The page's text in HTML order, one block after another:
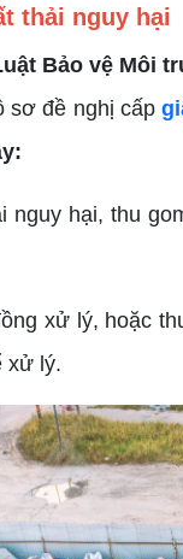
thải nguy hại
Bảo vệ Môi
sơ đề nghị cấp
nguy hại, thu
xử lý, hoặc
xử lý.